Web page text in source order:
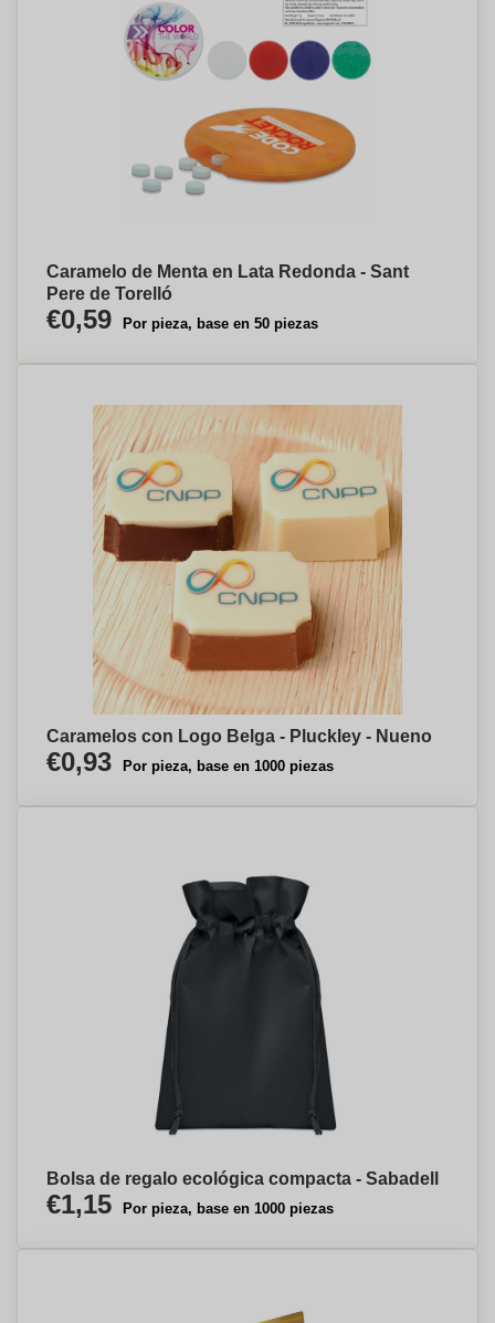
Caramelo de Menta en Lata Redonda - Sant
Pere de Torelló
€0,59 Por pieza, base en 50 piezas
Caramelos con Logo Belga - Pluckley - Nueno
€0,93 Por pieza, base en 1000 piezas
Bolsa de regalo ecológica compacta - Sabadell
€1,15 Por pieza, base en 1000 piezas